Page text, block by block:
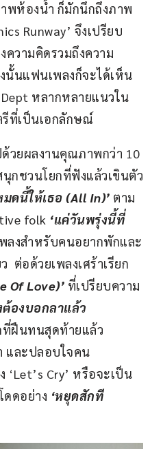
พห้องน้ำ ก็มักนึกถึงภาพ
Runway’ จึงเปรียบ
วามคิดรวมถึงความ
นั้นแฟนเพลงก็จะได้เห็น
หลากหลายแนวใน
ที่เป็นเอกลักษณ์
วยผลงานคุณภาพกว่า 10
นุกชวนโยกที่ฟังแล้วเขินตัว
มดนี้ให้เธอ (All In)’ ตาม
folk ‘แค่วันพรุ่งนี้ที่
ลงสำหรับคนอยากพักและ
ต่อด้วยเพลงเศร้าเรียก
Of Love)’ ที่เปรียบความ
ต้องบอกลาแล้ว
ที่ฝืนทนสุดท้ายแล้ว
และปลอบใจคน
‘Let’s Cry’ หรือจะเป็น
ดดอย่าง ‘หยุดสักที